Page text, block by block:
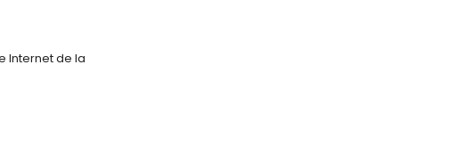
Internet de la